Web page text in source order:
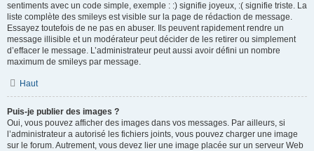
sentiments avec un code simple, exemple : :) signifie joyeux, :( signifie triste. La
liste complète des smileys est visible sur la page de rédaction de message.
Essayez toutefois de ne pas en abuser. Ils peuvent rapidement rendre un
message illisible et un modérateur peut décider de les retirer ou simplement
d’effacer le message. L’administrateur peut aussi avoir défini un nombre
maximum de smileys par message.
Haut
Puis-je publier des images ?
Oui, vous pouvez afficher des images dans vos messages. Par ailleurs, si
l’administrateur a autorisé les fichiers joints, vous pouvez charger une image
sur le forum. Autrement, vous devez lier une image placée sur un serveur Web